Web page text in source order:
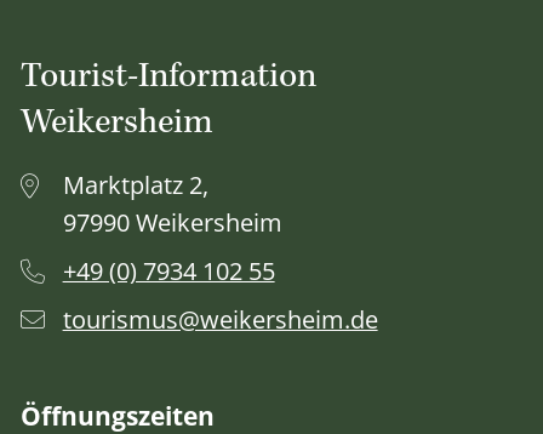
Tourist-Information
Weikersheim
Marktplatz 2,
97990 Weikersheim
+49 (0) 7934 102 55
tourismus@weikersheim.de
Öffnungszeiten